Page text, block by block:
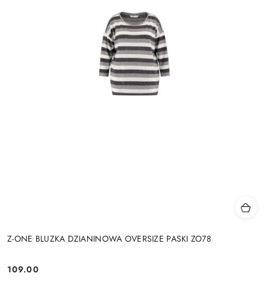
Z-ONE BLUZKA DZIANINOWA OVERSIZE PASKI ZO78
Cena:
109.00